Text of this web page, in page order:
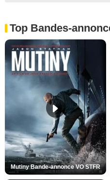
Top Bandes-
Mutiny Bande-annonce VO STFR